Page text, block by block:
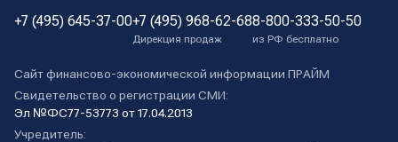
+7 (495) 645-37-00+7 (495) 968-62-68
Дирекция продаж
8-800-333-50-50
из РФ бесплатно
Сайт финансово-экономической информации ПРАЙМ
Свидетельство о регистрации СМИ:
Эл №ФС77-53773 от 17.04.2013
Учредитель: